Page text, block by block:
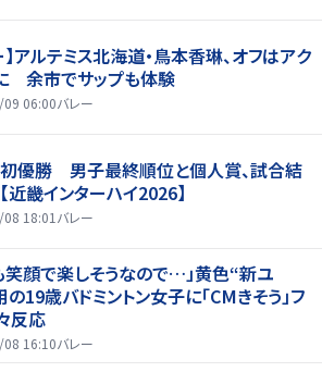
】アルテミス北海道・鳥本香琳、オフはアク
余市でサップも体験
06:00バレー
優勝 男子最終順位と個人賞、試合結
近畿インターハイ2026】
18:01 バレー
笑顔で楽しそうなので…」黄色“新ユ
19歳バドミントン女子に「CMきそう」フ
反応
16:10バレー